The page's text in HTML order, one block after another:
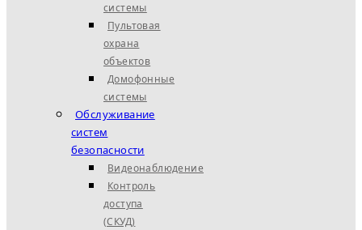
системы
Пультовая
охрана
объектов
Домофонные
системы
Обслуживание
систем
безопасности
Видеонаблюдение
Контроль
доступа
(СКУД)